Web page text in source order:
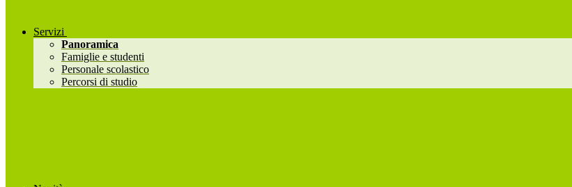
Servizi
Panoramica
Famiglie e studenti
Personale scolastico
Percorsi di studio